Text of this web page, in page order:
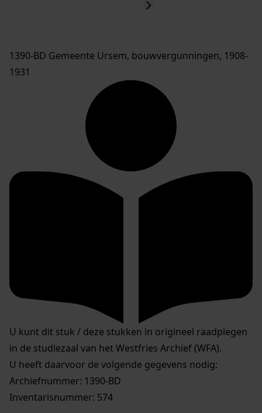
1390-BD Gemeente Ursem, bouwvergunningen, 1908-
1931
U kunt dit stuk / deze stukken in origineel raadplegen
in de studiezaal van het Westfries Archief (WFA).
U heeft daarvoor de volgende gegevens nodig:
Archiefnummer: 1390-BD
Inventarisnummer: 574